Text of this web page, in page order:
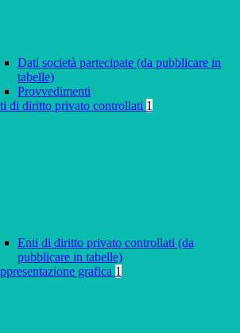
Dati società partecipate (da pubblicare in
tabelle)
Provvedimenti
di diritto privato controllati 1
Enti di diritto privato controllati (da
pubblicare in tabelle)
grafica 1